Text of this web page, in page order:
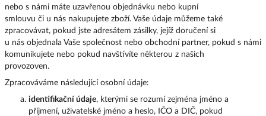
nebo s námi máte uzavřenou objednávku nebo kupní
smlouvu či u nás nakupujete zboží. Vaše údaje můžeme také
zpracovávat, pokud jste adresátem zásilky, jejíž doručení si
u nás objednala Vaše společnost nebo obchodní partner, pokud s námi
komunikujete nebo pokud navštívíte některou z našich
provozoven.
Zpracováváme následující osobní údaje:
identifikační údaje, kterými se rozumí zejména jméno a
příjmení, uživatelské jméno a heslo, IČO a DIČ, pokud